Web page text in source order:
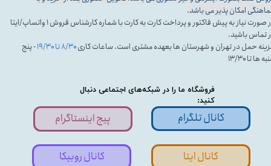
فروشگاه ما را در شبکه‌های اجتماعی دنبال
کنید:
امکان پذیر می باشد.
در صورت نیاز به پیش فاکتور و پرداخت کارت به کارت با شماره کارشناس فروش ۱ واتساپ/ایتا
تماس باشید.
حمل در تهران و شهرستان ها بعهده مشتری است. ساعات کاری۸/۳۰ تا ۱۹/۳۰
- پنج
ها تا ۱۳/۳۰
پیج اینستاگرام کانال تلگرام
کانال ایتا کانال روبیکا